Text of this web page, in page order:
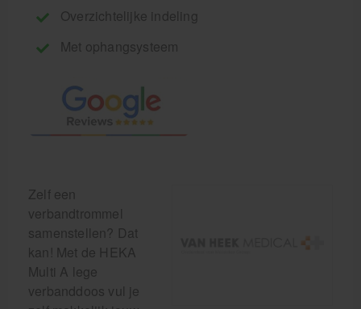
Overzichtelijke indeling
Met ophangsysteem
Zelf een
verbandtrommel
samenstellen? Dat
kan! Met de HEKA
Multi A lege
verbanddoos vul je